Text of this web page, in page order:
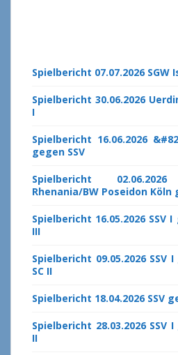
Spielbericht 07.07.2026 SGW
Spielbericht 30.06.2026
I
Spielbericht 16.06.2026
gegen SSV
Spielbericht
Rhenania/BW Poseidon Köln
Spielbericht 16.05.2026 SSV
III
Spielbericht 09.05.2026
SC II
Spielbericht 18.04.2026 SSV
Spielbericht 28.03.2026 SSV
II